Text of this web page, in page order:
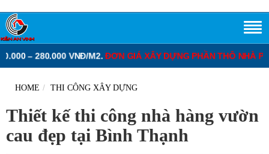
XÂY DỰNG PHẦN THÔ NHÀ PHỐ: 3.250.000 – 3.400.000 VNĐ/M2.
HOME THI CÔNG XÂY DỰNG
Thiết kế thi công nhà hàng vườn
cau đẹp tại Bình Thạnh